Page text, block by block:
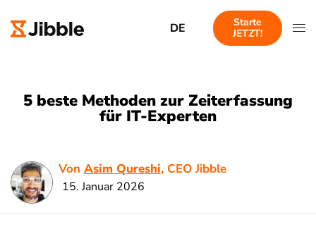
DE
Starte
JETZT!
5 beste Methoden zur Zeiterfassung
für IT-Experten
Von Asim Qureshi, CEO Jibble
15. Januar 2026